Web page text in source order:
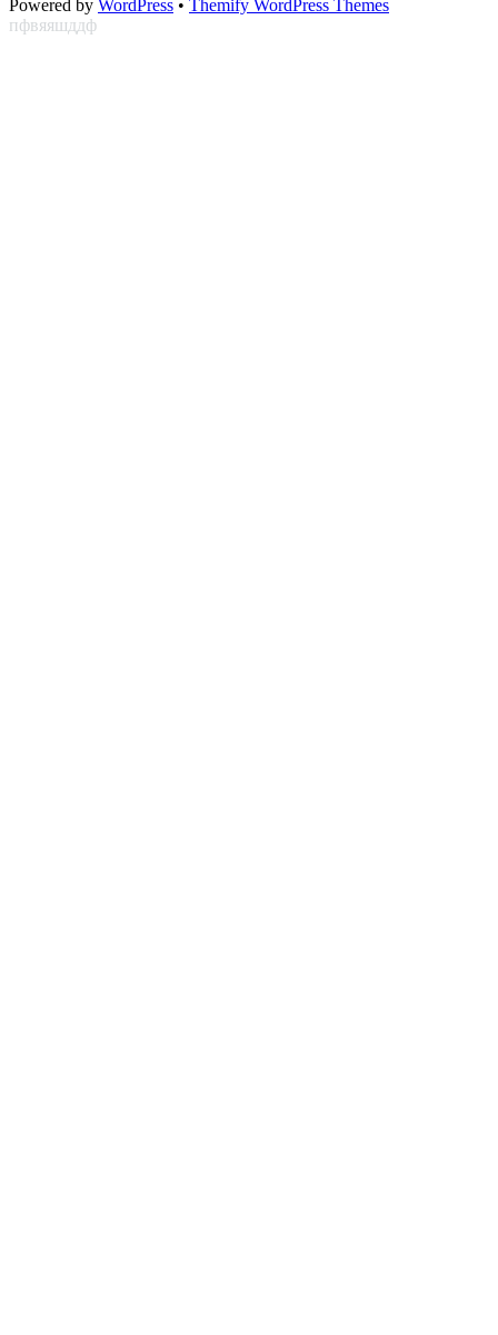
Powered by WordPress • Themify WordPress Themes
пфвяяшддф